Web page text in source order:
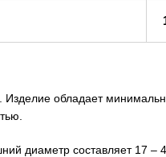
обладает
диаметр составляет 17 –